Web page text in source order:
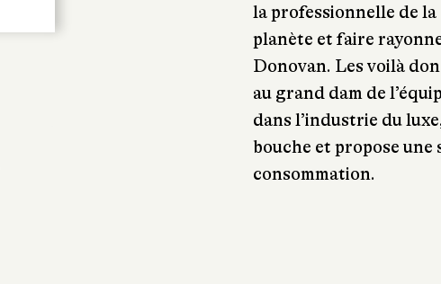
la professionnelle de
planète et faire
Donovan. Les voilà
au grand dam de
dans l’industrie du
bouche et propose
consommation.